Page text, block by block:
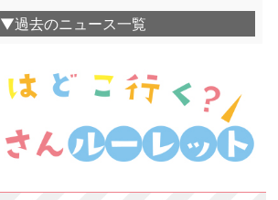
▼過去のニュース一覧